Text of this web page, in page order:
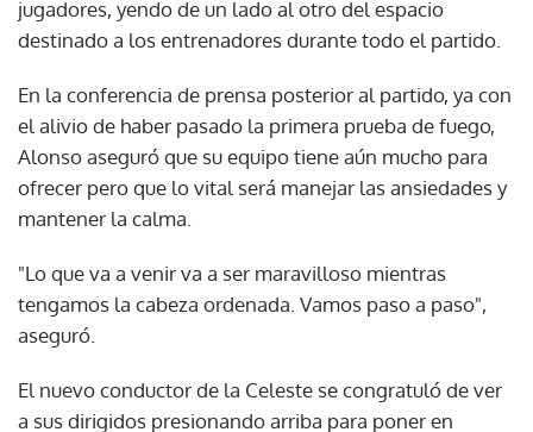
jugadores, yendo de un lado al otro del espacio
destinado a los entrenadores durante todo el partido.
En la conferencia de prensa posterior al partido, ya con
el alivio de haber pasado la primera prueba de fuego,
Alonso aseguró que su equipo tiene aún mucho para
ofrecer pero que lo vital será manejar las ansiedades y
mantener la calma.
"Lo que va a venir va a ser maravilloso mientras
tengamos la cabeza ordenada. Vamos paso a paso",
aseguró.
El nuevo conductor de la Celeste se congratuló de ver
a sus dirigidos presionando arriba para poner en